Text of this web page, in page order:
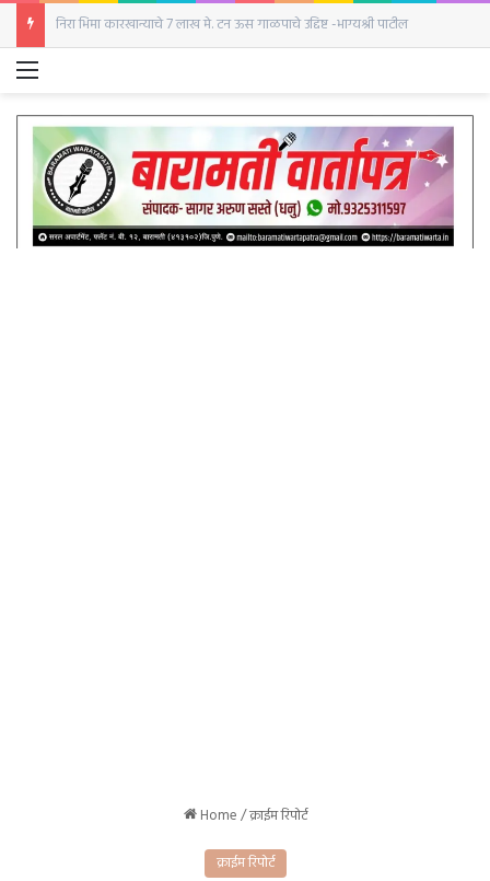
निरा भिमा कारखान्याचे 7 लाख मे. टन ऊस गाळपाचे उद्दिष्ट -भाग्यश्री पाटील
Menu
Home/क्राईम रिपोर्ट
क्राईम रिपोर्ट